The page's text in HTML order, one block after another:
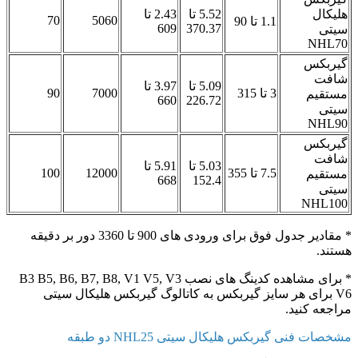
هلیکال
سیتی
NHL70
1.1 تا 90
5.52 تا
370.37
2.43 تا
609
5060
70
گیربکس
شافت
مستقیم
سیتی
NHL90
3 تا 315
5.09 تا
226.72
3.97 تا
660
7000
90
گیربکس
شافت
مستقیم
سیتی
NHL100
7.5 تا 355
5.03 تا
152.4
5.91 تا
668
12000
100
* مقادیر جدول فوق برای ورودی های 900 تا 3360 دور بر دقیقه
هستند.
* برای مشاهده کدینگ های نصب B3 B5, B6, B7, B8, V1 V5, V3
V6 برای هر سایز گیربکس به کاتالوگ گیربکس هلیکال سیتی
مراجعه کنید.
مشخصات فنی گیربکس هلیکال سیتی NHL25 دو طبقه